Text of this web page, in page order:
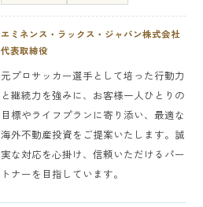
エミネンス・ラックス・ジャパン株式会社
代表取締役
元プロサッカー選手として培った行動力
と継続力を強みに、お客様一人ひとりの
目標やライフプランに寄り添い、最適な
海外不動産投資をご提案いたします。誠
実な対応を心掛け、信頼いただけるパー
トナーを目指しています。